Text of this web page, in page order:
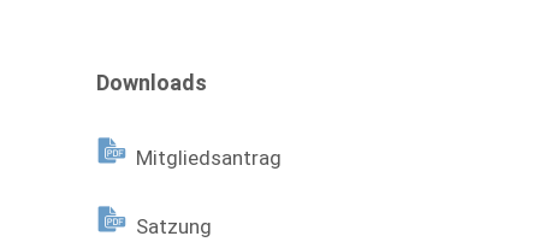
Downloads
Mitgliedsantrag
Satzung